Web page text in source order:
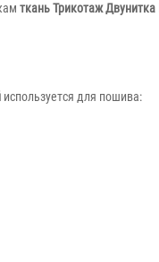
ткань Трикотаж Двунитка
используется для пошива: